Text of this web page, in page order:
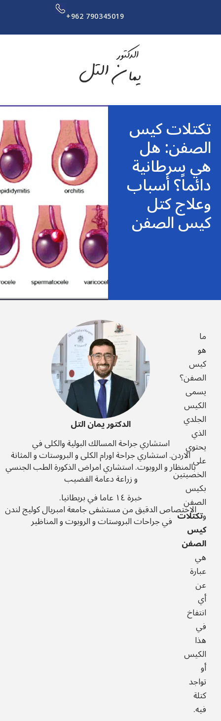
+962 790345019
تكتلات كيس
الصفن: هل
هي سرطانية
دائماً؟ أسباب
وعلاج كتل
كيس الصفن
ما
هو
كيس
الصفن؟
يسمى
الكيس
الجلدي
الذي
يحتوي
على
الخصيتين
بكيس
الصفن
وتكتلات
كيس
الصفن
هي
عبارة
عن
أي
انتفاخ
في
هذا
الكيس
أو
تواجد
كتلة
فيه.
الدكتور يمان التل
استشاري جراحة المسالك البولية والكلى في
الاردن.استشاري جراحة اورام الكلى و البروستات و المثانة
بالمنظار و الروبوت.استشاري امراض الذكورة الطب الجنسي
و زراعة دعامة القضيب
خبرة ١٤ عاما في بريطانيا.
الاختصاص الدقيق من مستشفى جامعة امبريال كوليج لندن
في جراحات البروستات و الروبوت و المناظير